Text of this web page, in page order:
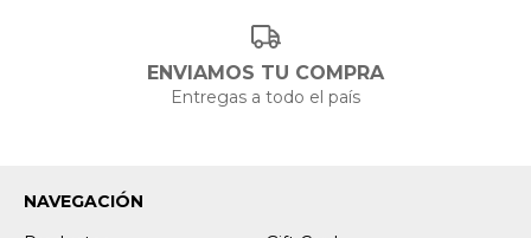
ENVIAMOS TU COMPRA
Entregas a todo el país
NAVEGACIÓN